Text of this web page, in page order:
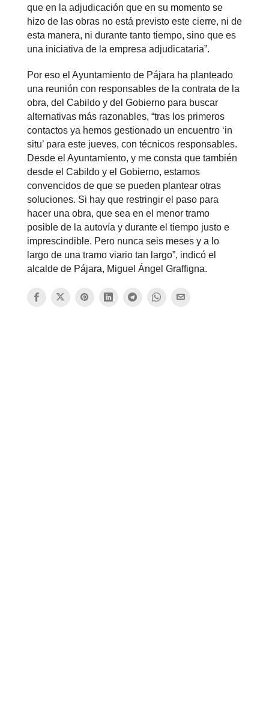
que en la adjudicación que en su momento se
hizo de las obras no está previsto este cierre, ni de
esta manera, ni durante tanto tiempo, sino que es
una iniciativa de la empresa adjudicataria”.
Por eso el Ayuntamiento de Pájara ha planteado
una reunión con responsables de la contrata de la
obra, del Cabildo y del Gobierno para buscar
alternativas más razonables, “tras los primeros
contactos ya hemos gestionado un encuentro ‘in
situ’ para este jueves, con técnicos responsables.
Desde el Ayuntamiento, y me consta que también
desde el Cabildo y el Gobierno, estamos
convencidos de que se pueden plantear otras
soluciones. Si hay que restringir el paso para
hacer una obra, que sea en el menor tramo
posible de la autovía y durante el tiempo justo e
imprescindible. Pero nunca seis meses y a lo
largo de una tramo viario tan largo”, indicó el
alcalde de Pájara, Miguel Ángel Graffigna.